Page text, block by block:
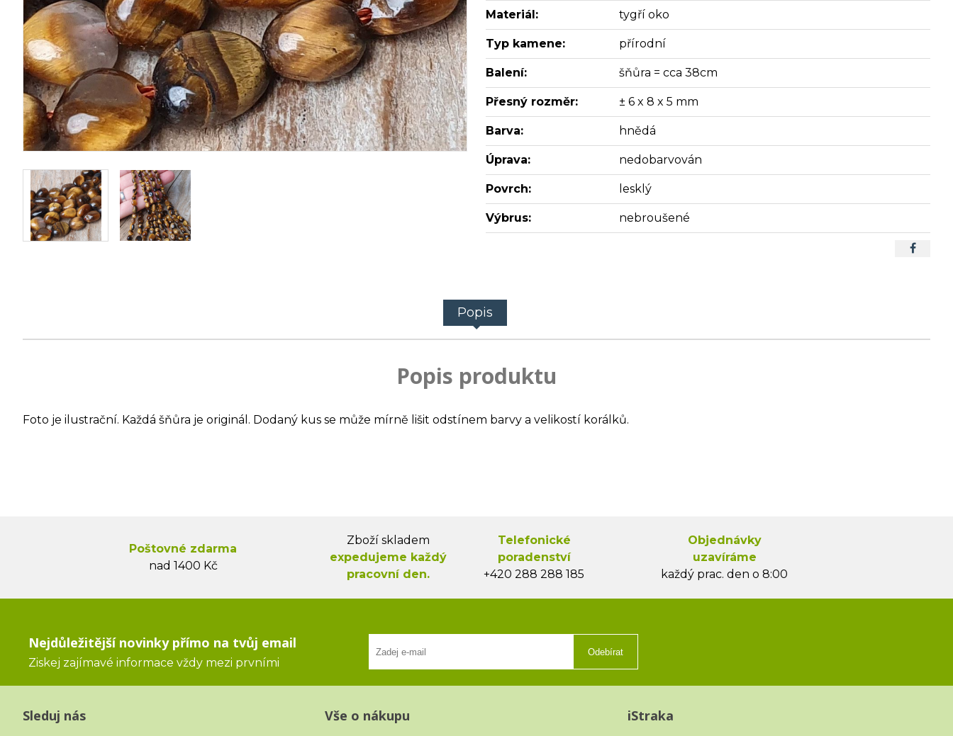
Materiál: tygří oko
Typ kamene: přírodní
Balení: šňůra = cca 38cm
Přesný rozměr: ± 6 x 8 x 5 mm
Barva: hnědá
Úprava: nedobarvován
Povrch: lesklý
Výbrus: nebroušené
Popis
Popis produktu
Foto je ilustrační. Každá šňůra je originál. Dodaný kus se může mírně lišit odstínem barvy a velikostí korálků.
Poštovné zdarma
nad 1400 Kč
Zboží skladem
expedujeme každý
pracovní den.
Telefonické
poradenství
+420 288 288 185
Objednávky
uzavíráme
každý prac. den o 8:00
Nejdůležitější novinky přímo na tvůj email
Ziskej zajímavé informace vždy mezi prvními
Odebírat
Sleduj nás Vše o nákupu iStraka